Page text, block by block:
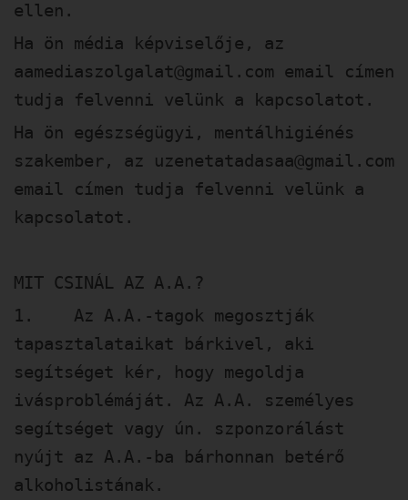
ellen.
Ha ön média képviselője, az
aamediaszolgalat@gmail.com email címen
tudja felvenni velünk a kapcsolatot.
Ha ön egészségügyi, mentálhigiénés
szakember, az uzenetatadasaa@gmail.com
email címen tudja felvenni velünk a
kapcsolatot.
MIT CSINÁL AZ A.A.?
1. Az A.A.-tagok megosztják
tapasztalataikat bárkivel, aki
segítséget kér, hogy megoldja
ivásproblémáját. Az A.A. személyes
segítséget vagy ún. szponzorálást
nyújt az A.A.-ba bárhonnan betérő
alkoholistának.